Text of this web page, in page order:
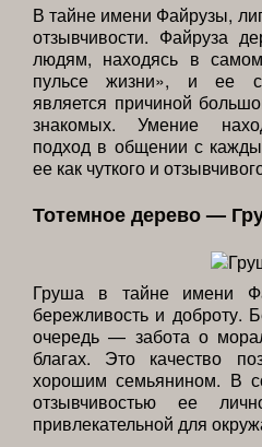
В тайне имени Файрузы,
отзывчивости. Файруза
людям, находясь в
пульсе жизни», и ее
является причиной
знакомых. Умение
подход в общении с
ее как чуткого и
Тотемное дерево —
Груша в тайне имени
бережливость и доброту.
очередь — забота о
благах. Это качество
хорошим семьянином. В
отзывчивостью ее
привлекательной для